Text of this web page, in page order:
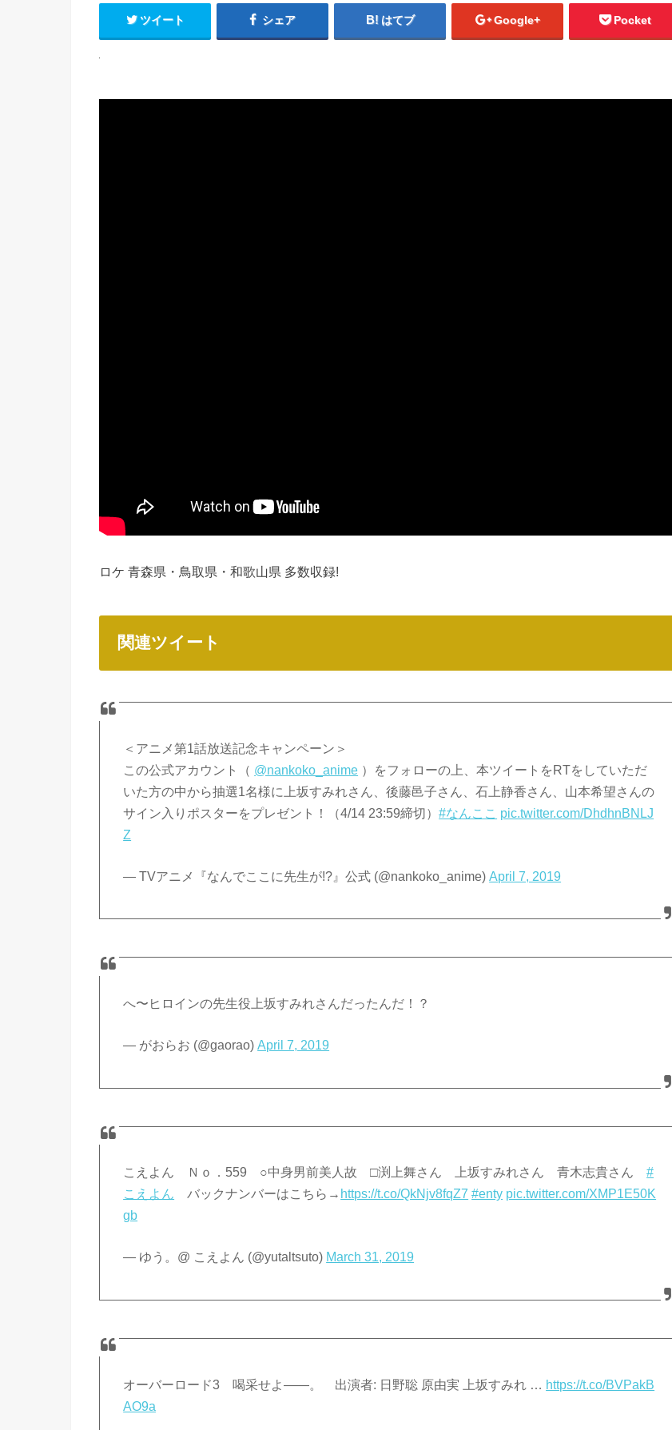
ツイート シェア はてブ Google+ Pocket
ロケ 青森県・鳥取県・和歌山県 多数収録!
関連ツイート
＜アニメ第1話放送記念キャンペーン＞
この公式アカウント（ @nankoko_anime ）をフォローの上、本ツイートをRTをしていただ
いた方の中から抽選1名様に上坂すみれさん、後藤邑子さん、石上静香さん、山本希望さんの
サイン入りポスターをプレゼント！（4/14 23:59締切）#なんここ pic.twitter.com/DhdhnBNLJ
Z
— TVアニメ『なんでここに先生が!?』公式 (@nankoko_anime)April 7, 2019
へ〜ヒロインの先生役上坂すみれさんだったんだ！？
— がおらお (@gaorao)April 7, 2019
こえよん Ｎｏ．559 ○中身男前美人故 □渕上舞さん 上坂すみれさん 青木志貴さん#
こえよん バックナンバーはこちら→ https://t.co/QkNjv8fqZ7 #enty pic.twitter.com/XMP1E50K
gb
— ゆう。@ こえよん (@yutaltsuto) March 31, 2019
オーバーロード3 喝采せよ――。 出演者: 日野聡 原由実 上坂すみれ … https://t.co/BVPakB
AO9a